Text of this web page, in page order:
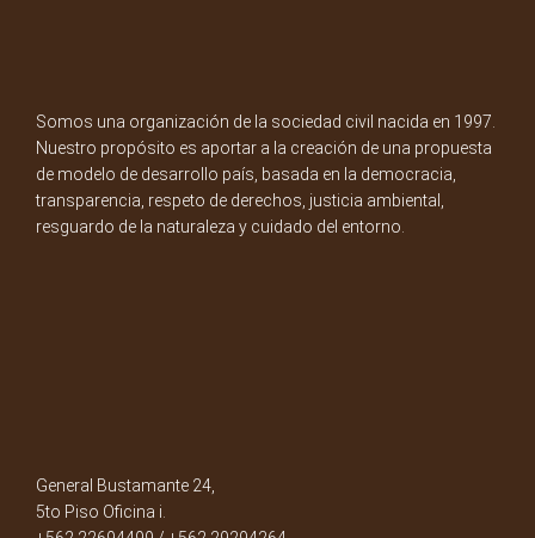
Somos una organización de la sociedad civil nacida en 1997.
Nuestro propósito es aportar a la creación de una propuesta
de modelo de desarrollo país, basada en la democracia,
transparencia, respeto de derechos, justicia ambiental,
resguardo de la naturaleza y cuidado del entorno.
General Bustamante 24,
5to Piso Oficina i.